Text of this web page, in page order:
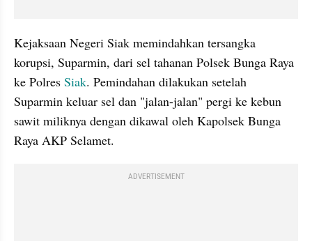
Kejaksaan Negeri Siak memindahkan tersangka
korupsi, Suparmin, dari sel tahanan Polsek Bunga Raya
ke Polres Siak. Pemindahan dilakukan setelah
Suparmin keluar sel dan "jalan-jalan" pergi ke kebun
sawit miliknya dengan dikawal oleh Kapolsek Bunga
Raya AKP Selamet.
ADVERTISEMENT